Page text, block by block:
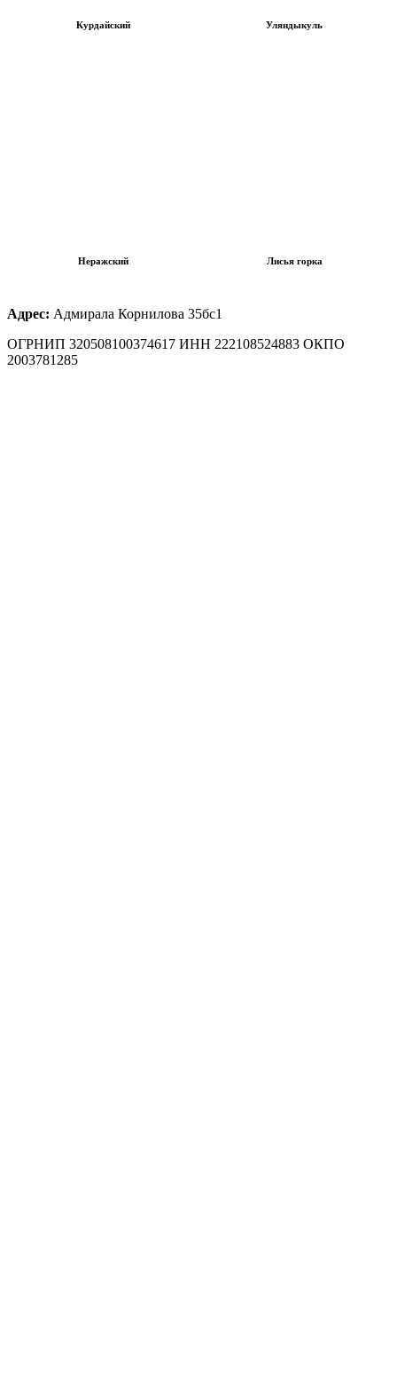
Курдайский Уляндыкуль
Неражский Лисья горка
Адрес: Адмирала Корнилова 35бс1
ОГРНИП 320508100374617 ИНН 222108524883 ОКПО
2003781285